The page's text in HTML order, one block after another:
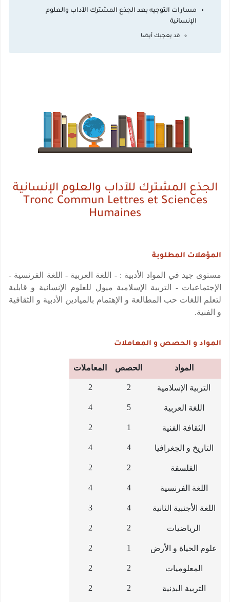
مسارات التوجيه بعد الجذع المشترك الآداب والعلوم
الإنسانية
قد يعجبك أيضا
الجذع المشترك للآداب والعلوم الإنسانية
Tronc Commun Lettres et Sciences
Humaines
المؤهلات المطلوبة
مستوى جيد في المواد الأدبية : - اللغة العربية - اللغة الفرنسية -
الإجتماعيات - التربية الإسلامية ميول للعلوم الإنسانية و قابلية
لتعلم اللغات حب المطالعة و الإهتمام بالميادين الأدبية و الثقافية
و الفنية.
المواد و الحصص و المعاملات
المواد الحصص المعاملات
التربية الإسلامية 2
2
اللغة العربية 5
4
الثقافة الفنية 1
2
التاريخ و الجغرافيا 4
4
الفلسفة 2
2
اللغة الفرنسية 4
4
اللغة الأجنبية الثانية 4
3
الرياضيات 2
2
علوم الحياة و الأرض 1
2
المعلوميات 2
2
التربية البدنية 2
2